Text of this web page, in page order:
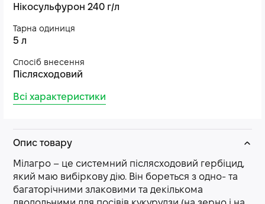
Нікосульфурон 240 г/л
Тарна одиниця
5 л
Спосіб внесення
Післясходовий
Всі характеристики
Опис товару
Мілагро – це системний післясходовий гербіцид,
який маю вибіркову дію. Він бореться з одно- та
багаторічними злаковими та декількома